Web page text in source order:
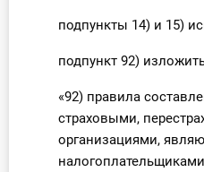
Тестирование для
подпункты 14) и 15)
подпункт 92)
«92) правила
страховыми,
организациями,